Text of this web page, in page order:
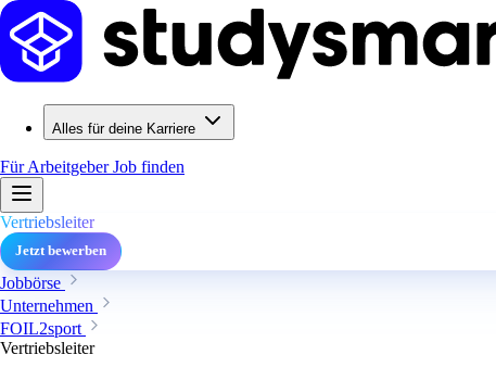
Alles für deine Karriere
Für ArbeitgeberJob finden
Vertriebsleiter
Jetzt bewerben
Jobbörse
Unternehmen
FOIL2sport
Vertriebsleiter